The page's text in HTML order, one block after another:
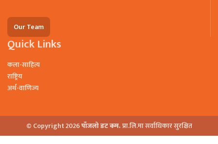
Our Team
Quick Links
कला-साहित्य
राष्ट्रिय
अर्थ-वाणिज्य
© Copyright 2026पाँजलो डट कम.प्रा.लि.मा सर्वाधिकार सुरक्षित